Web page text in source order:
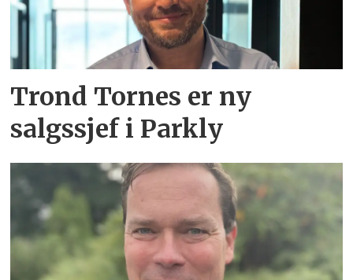
Trond Tornes er ny
salgssjef i Parkly